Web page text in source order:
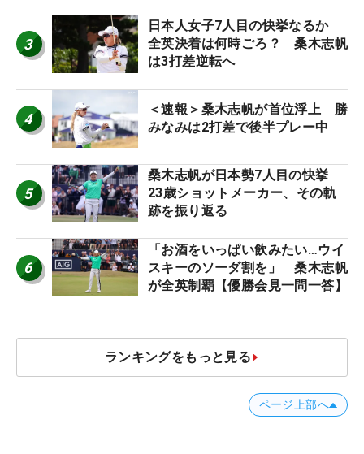
3
日本人女子7人目の快挙なるか
全英決着は何時ごろ？ 桑木志帆
は3打差逆転へ
4
＜速報＞桑木志帆が首位浮上 勝
みなみは2打差で後半プレー中
5
桑木志帆が日本勢7人目の快挙
23歳ショットメーカー、その軌
跡を振り返る
6
「お酒をいっぱい飲みたい…ウイ
スキーのソーダ割を」 桑木志帆
が全英制覇【優勝会見一問一答】
ランキングをもっと見る
ページ上部へ